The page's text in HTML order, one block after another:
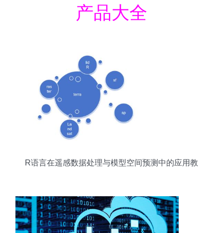
产品大全
R语言在遥感数据处理与模型空间预测中的应用教